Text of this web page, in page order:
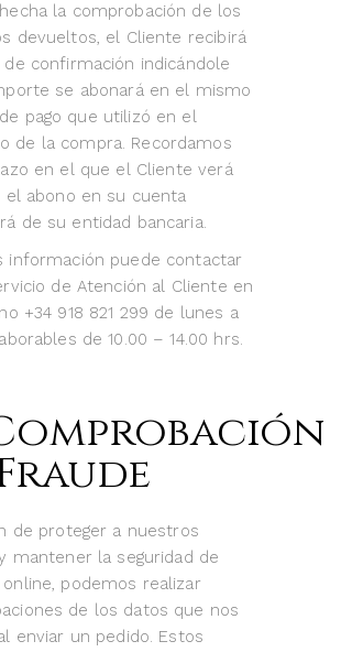
la comprobación de los
devueltos, el Cliente recibirá
confirmación indicándole
se abonará en el mismo
pago que utilizó en el
de la compra. Recordamos
en el que el Cliente verá
el abono en su cuenta
de su entidad bancaria.
información puede contactar
de Atención al Cliente en
+34 918 821 299 de lunes a
de 10.00 – 14.00 hrs.
Comprobación
de proteger a nuestros
mantener la seguridad de
podemos realizar
de los datos que nos
enviar un pedido. Estos